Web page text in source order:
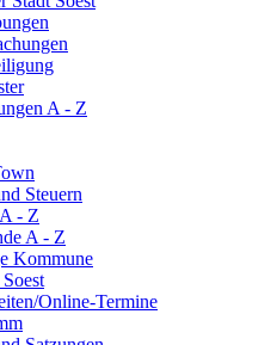
A - Z
Steuern
- Z
A - Z
Kommune
Online-Termine